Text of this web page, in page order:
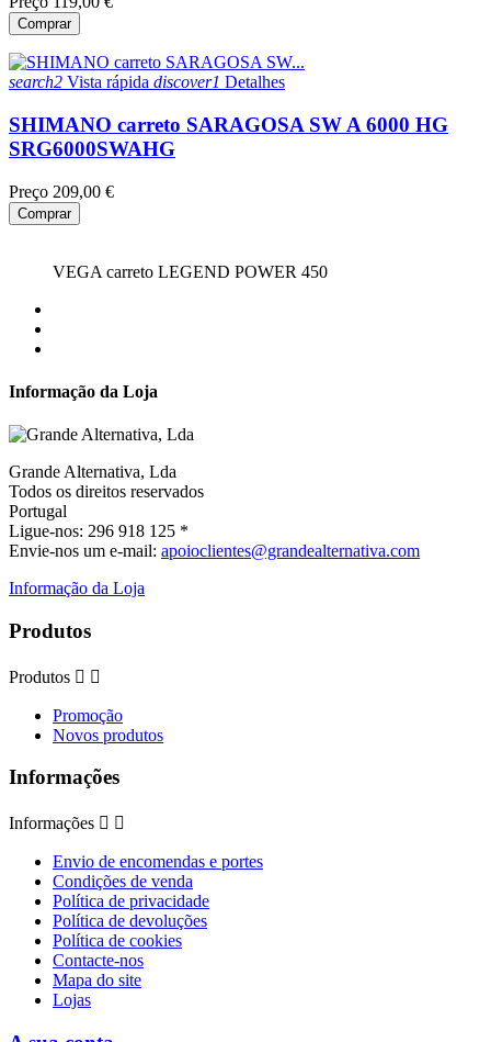
Comprar
search2 Vista rápida discover1 Detalhes
SHIMANO carreto SARAGOSA SW A 6000 HG
SRG6000SWAHG
Preço 209,00 €
Comprar
VEGA carreto LEGEND POWER 450
Informação da Loja
Grande Alternativa, Lda
Todos os direitos reservados
Portugal
Ligue-nos: 296 918 125 *
Envie-nos um e-mail: apoioclientes@grandealternativa.com
Informação da Loja
Produtos
Produtos  
Promoção
Novos produtos
Informações
Informações  
Envio de encomendas e portes
Condições de venda
Política de privacidade
Política de devoluções
Política de cookies
Contacte-nos
Mapa do site
Lojas